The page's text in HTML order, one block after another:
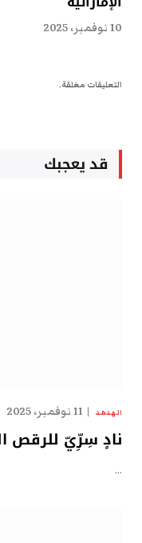
10 نوفمبر، 2025
التعليقات مغلقة.
قد يعجبك
الهدهد 11 نوفمبر، 2025
نادٍ سِرِّيّ للرقص
…